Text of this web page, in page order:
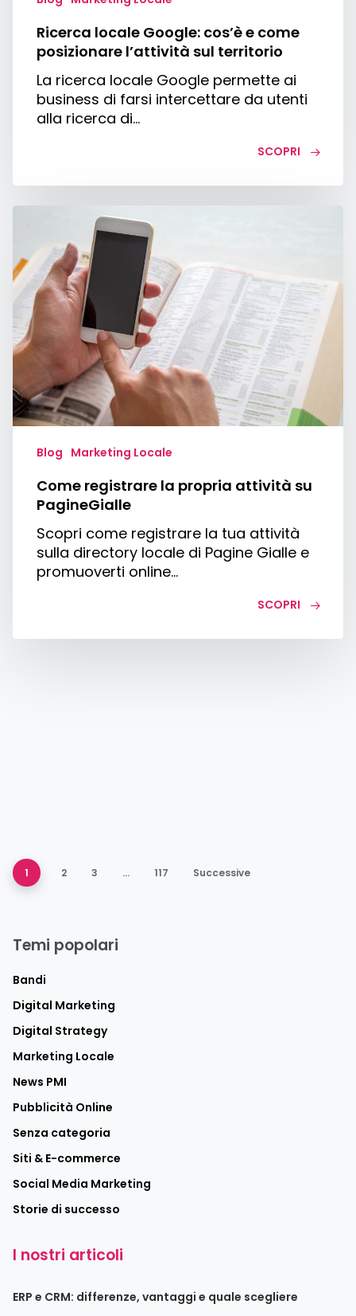
Ricerca locale Google: cos’è e come
posizionare l’attività sul territorio
La ricerca locale Google permette ai
business di farsi intercettare da utenti
alla ricerca di…
SCOPRI
Come
la
propria
attività
PagineGialle
Blog Marketing Locale
Come registrare la propria attività su
PagineGialle
Scopri come registrare la tua attività
sulla directory locale di Pagine Gialle e
promuoverti online…
SCOPRI
1 2 3 … 117 Successive
Temi popolari
Bandi
Digital Marketing
Digital Strategy
Marketing Locale
News PMI
Pubblicità Online
Senza categoria
Siti & E-commerce
Social Media Marketing
Storie di successo
I nostri articoli
ERP e CRM: differenze, vantaggi e quale scegliere